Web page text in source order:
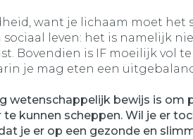
want je lichaam moet
leven: het is namelijk
Bovendien is IF moeilijk vol
je mag eten een
wetenschappelijk bewijs is
kunnen scheppen. Wil je er
je er op een gezonde en